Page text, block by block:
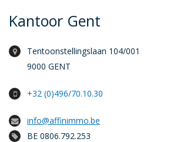
Kantoor Gent
Tentoonstellingslaan 104/001
9000 GENT
+32 (0)496/70.10.30
info@affinimmo.be
BE 0806.792.253